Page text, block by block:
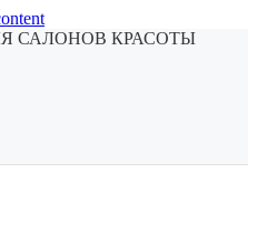
САЛОНОВ КРАСОТЫ